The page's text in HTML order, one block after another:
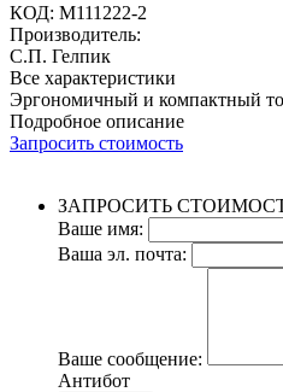
КОД: M111222-2
Производитель:
С.П. Гелпик
Все характеристики
Эргономичный и компактный
Подробное описание
Запросить стоимость
ЗАПРОСИТЬ
Ваше имя:
Ваша эл. почта:
Ваше сообщение:
Антибот